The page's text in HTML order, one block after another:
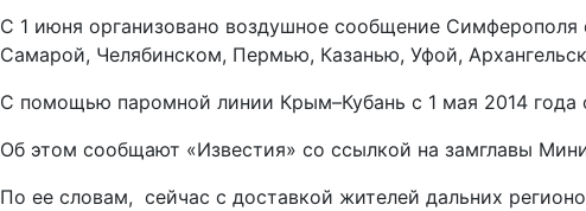
С 1 июня организовано воздушное сообщение
Самарой, Челябинском, Пермью, Казанью, Уфой,
С помощью паромной линии Крым–Кубань с 1 мая 2014 года
Об этом сообщают «Известия» со ссылкой на замглавы
По ее словам, сейчас с доставкой жителей дальних